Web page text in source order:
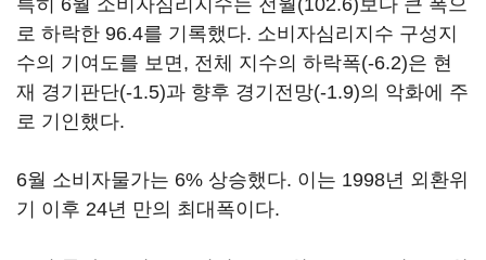
특히 6월 소비자심리지수는 전월(102.6)보다 큰 폭으
로 하락한 96.4를 기록했다. 소비자심리지수 구성지
수의 기여도를 보면, 전체 지수의 하락폭(-6.2)은 현
재 경기판단(-1.5)과 향후 경기전망(-1.9)의 악화에 주
로 기인했다.
6월 소비자물가는 6% 상승했다. 이는 1998년 외환위
기 이후 24년 만의 최대폭이다.